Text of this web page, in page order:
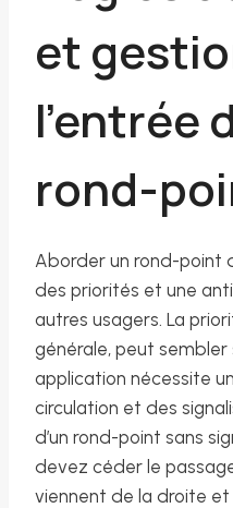
et
l’entrée
rond-
Aborder un rond-point
des priorités et une
autres usagers. La
générale, peut sembler
application nécessite
circulation et des
d’un rond-point sans
devez céder le
viennent de la droite